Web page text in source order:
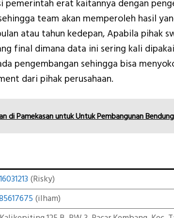
pemerintah erat kaitannya dengan
team akan memperoleh hasil
atau tahun kedepan, Apabila pihak
final dimana data ini sering kali
pengembangan sehingga bisa
dari pihak perusahaan.
di Pamekasan untuk Untuk Pembangunan
(Risky)
(ilham)